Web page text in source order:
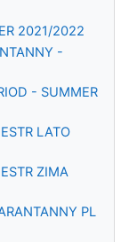
2021/2022
-
- SUMMER
LATO
ZIMA
PL